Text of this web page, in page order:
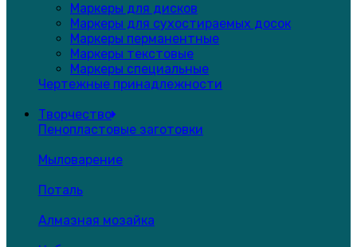
Маркеры для дисков
Маркеры для сухостираемых досок
Маркеры перманентные
Маркеры текстовые
Маркеры специальные
Чертежные принадлежности
Творчество
Пенопластовые заготовки
Мыловарение
Поталь
Алмазная мозайка